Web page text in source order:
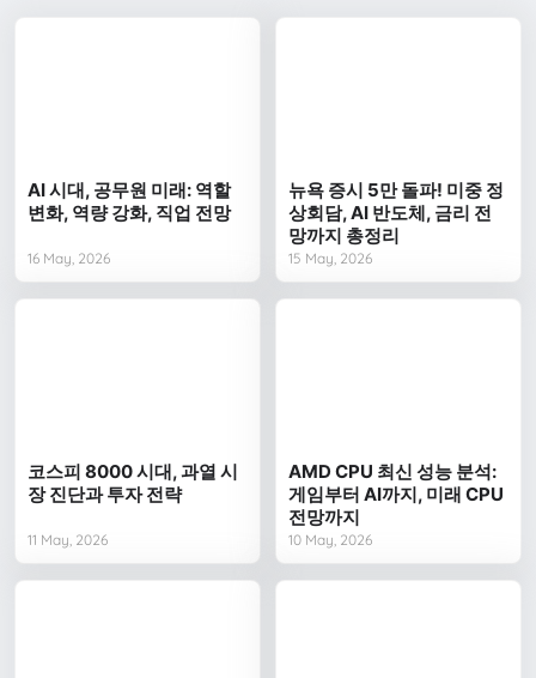
AI 시대, 공무원 미래: 역할
변화, 역량 강화, 직업 전망
16 May, 2026
뉴욕 증시 5만 돌파! 미중 정
상회담, AI 반도체, 금리 전
망까지 총정리
15 May, 2026
코스피 8000 시대, 과열 시
장 진단과 투자 전략
11 May, 2026
AMD CPU 최신 성능 분석:
게임부터 AI까지, 미래 CPU
전망까지
10 May, 2026